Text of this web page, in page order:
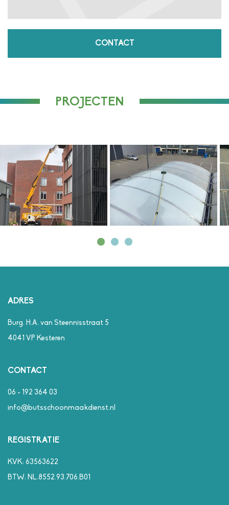
CONTACT
PROJECTEN
ADRES
Burg. H.A. van Steennisstraat 5
4041 VP Kesteren
CONTACT
06 - 192 364 03
info@butsschoonmaakdienst.nl
REGISTRATIE
KVK: 63563622
BTW: NL.8552.93.706.B01